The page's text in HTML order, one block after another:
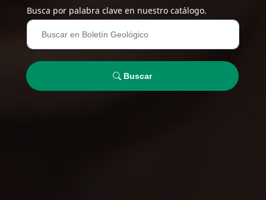
Busca por palabra clave en nuestro catálogo.
Buscar